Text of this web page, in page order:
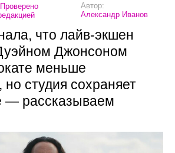
Проверено
Автор:
Александр Иванов
что лайв-экшен
Джонсоном
меньше
студия сохраняет
— рассказываем